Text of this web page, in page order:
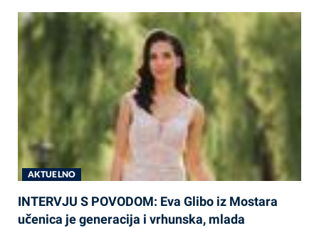
AKTUELNO
INTERVJU S POVODOM: Eva Glibo iz Mostara
učenica je generacija i vrhunska, mlada